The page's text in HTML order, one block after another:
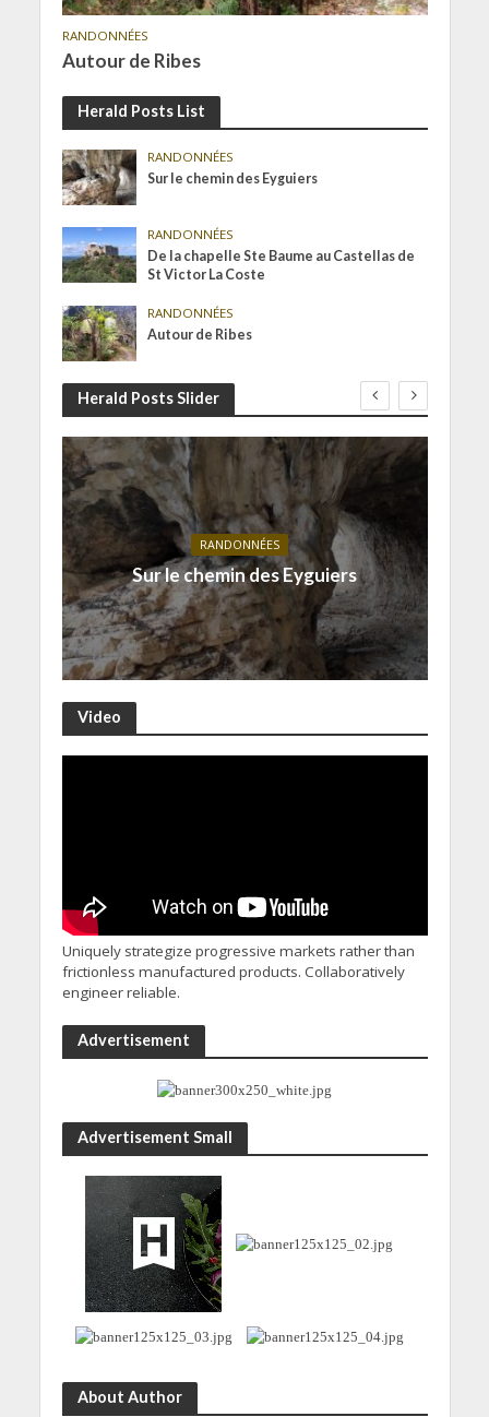
RANDONNÉES
Autour de Ribes
Herald Posts List
RANDONNÉES
Sur le chemin des Eyguiers
RANDONNÉES
De la chapelle Ste Baume au Castellas de
St Victor La Coste
RANDONNÉES
Autour de Ribes
Herald Posts Slider
RANDONNÉES
Sur le chemin des Eyguiers
Video
Uniquely strategize progressive markets rather than
frictionless manufactured products. Collaboratively
engineer reliable.
Advertisement
Advertisement Small
About Author